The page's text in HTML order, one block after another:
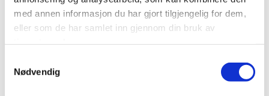
med annen informasjon du har gjort tilgjengelig for dem,
eller som de har samlet inn gjennom din bruk av
Nødvendig